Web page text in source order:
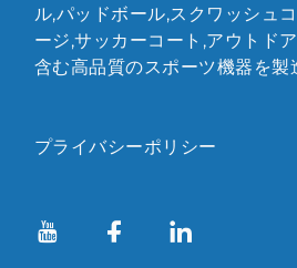
ル,パッドボール,スクワッシュ
ージ,サッカーコート,アウトド
含む高品質のスポーツ機器を製
プライバシーポリシー